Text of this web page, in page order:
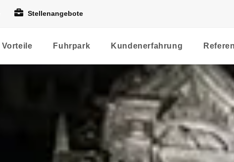
Stellenangebote
Vorteile Fuhrpark Kundenerfahrung